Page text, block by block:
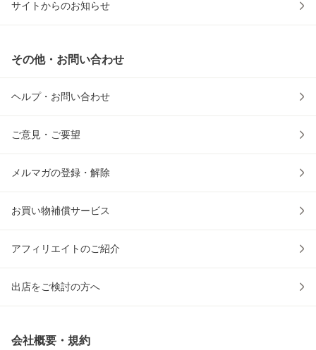
サイトからのお知らせ
その他・お問い合わせ
ヘルプ・お問い合わせ
ご意見・ご要望
メルマガの登録・解除
お買い物補償サービス
アフィリエイトのご紹介
出店をご検討の方へ
会社概要・規約